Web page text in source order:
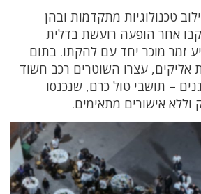
טכנולוגיות מתקדמות ובהן
אחר הופעה רועשת בדלית
זמר מוכר יחד עם להקתו. בתום
אליקים, עצרו השוטרים רכב חשוד
– תושבי טול כרם, שנכנסו
וללא אישורים מתאימים.